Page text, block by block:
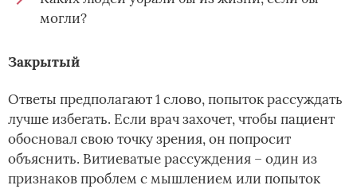
могли?
Закрытый
Ответы предполагают 1 слово, попыток рассуждать
лучше избегать. Если врач захочет, чтобы пациент
обосновал свою точку зрения, он попросит
объяснить. Витиеватые рассуждения – один из
признаков проблем с мышлением или попыток